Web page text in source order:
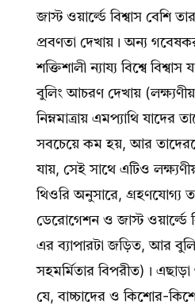
জাস্ট ওয়ার্ল্ডে বিশ্বাস বেশি
প্রবণতা দেখায়। অন্য
শক্তিশালী ন্যায্য বিশ্বে
বুলিং আচরণ দেখায়
নিম্নমাত্রায় এমপ্যাথি যাদের
সবচেয়ে কম হয়, আর
যায়, সেই সাথে এটিও
থিওরি অনুসারে, গ্রহণযোগ্য
ডেরোগেশন ও জাস্ট ওয়ার্ল্ডে
এর ব্যাপারটা জড়িত, আর
সহমর্মিতার বিপরীত)।
যে, বাচ্চাদের ও কিশোর-